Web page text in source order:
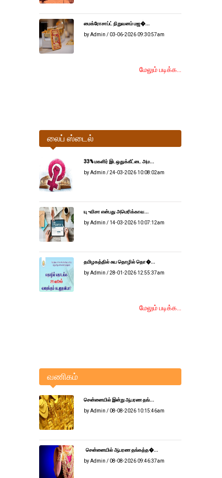
மைக்ரோசாப்ட் நிறுவனம் மஜ�...
by Admin / 03-06-2026 09:30:57am
மேலும் படிக்க...
லைப் ஸ்டைல்
33% மகளிர் இடஒதுக்கீட்டை அம...
by Admin / 24-03-2026 10:08:02am
யு -விசா என்பது அமெரிக்காவ...
by Admin / 14-03-2026 10:07:12am
தமிழகத்தில் சுய தொழில் தொ�...
by Admin / 28-01-2026 12:55:37am
மேலும் படிக்க...
வணிகம்
சென்னையில் இன்று ஆபரண தங்...
by Admin / 08-08-2026 10:15:46am
சென்னையில் ஆபரண தங்கத்த�...
by Admin / 08-08-2026 09:46:37am